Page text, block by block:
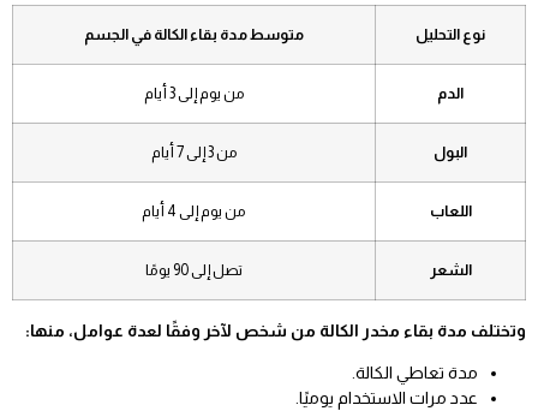
نوع التحليل متوسط مدة بقاء الكالة في الجسم
الدم من يوم إلى 3 أيام
البول من 3 إلى 7 أيام
اللعاب من يوم إلى 4 أيام
الشعر تصل إلى 90 يومًا
وتختلف مدة بقاء مخدر الكالة من شخص لآخر وفقًا لعدة عوامل، منها:
مدة تعاطي الكالة.
عدد مرات الاستخدام يوميًا.